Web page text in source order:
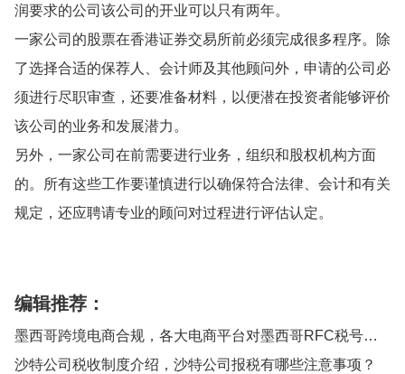
润要求的公司该公司的开业可以只有两年。
一家公司的股票在香港证券交易所前必须完成很多程序。除
了选择合适的保荐人、会计师及其他顾问外，申请的公司必
须进行尽职审查，还要准备材料，以便潜在投资者能够评价
该公司的业务和发展潜力。
另外，一家公司在前需要进行业务，组织和股权机构方面
的。所有这些工作要谨慎进行以确保符合法律、会计和有关
规定，还应聘请专业的顾问对过程进行评估认定。
编辑推荐：
墨西哥跨境电商合规，各大电商平台对墨西哥RFC税号的合规要求
沙特公司税收制度介绍，沙特公司报税有哪些注意事项？